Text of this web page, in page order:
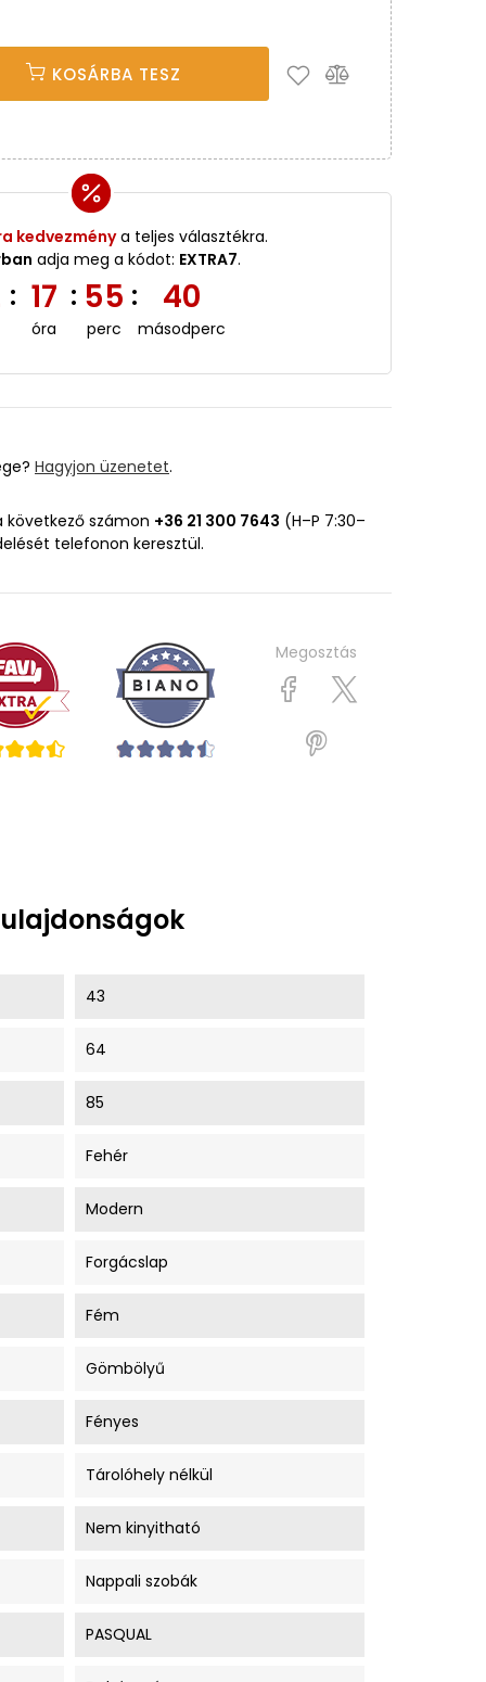
KOSÁRBA TESZ
kedvezménya teljes választékra.
adja meg a kódot: EXTRA7.
: 17
óra
: 55
perc
: 39
másodperc
Hagyjon üzenetet.
számon +36 21 300 7643 (H–P 7:30–
telefonon keresztül.
Megosztás
43
64
85
Fehér
Modern
Forgácslap
Fém
Gömbölyű
Fényes
Tárolóhely nélkül
Nem kinyitható
Nappali szobák
PASQUAL